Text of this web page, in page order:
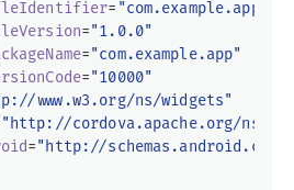
= "com.example.app"
="1.0.0"
="com.example.app"
="10000"
www.w3.org/ns/widgets"
"http://cordova.apache.org/ns/
="http://